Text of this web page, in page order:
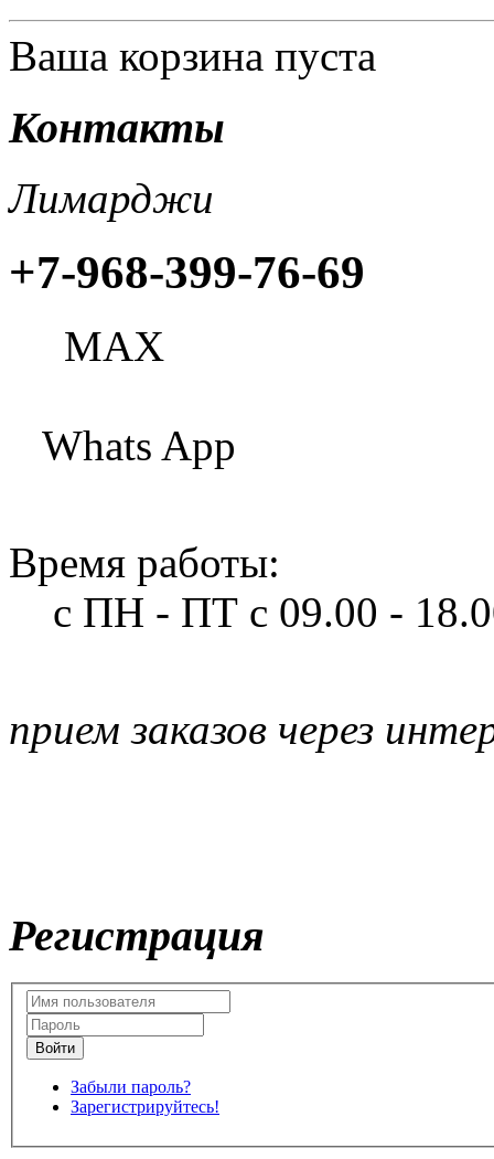
Ваша корзина пуста
Контакты
Лимарджи
+7-968-399-76-69
МАХ
Whats App
Время работы:
с ПН - ПТ с 09.00 -
прием заказов через
Регистрация
Забыли пароль?
Зарегистрируйтесь!